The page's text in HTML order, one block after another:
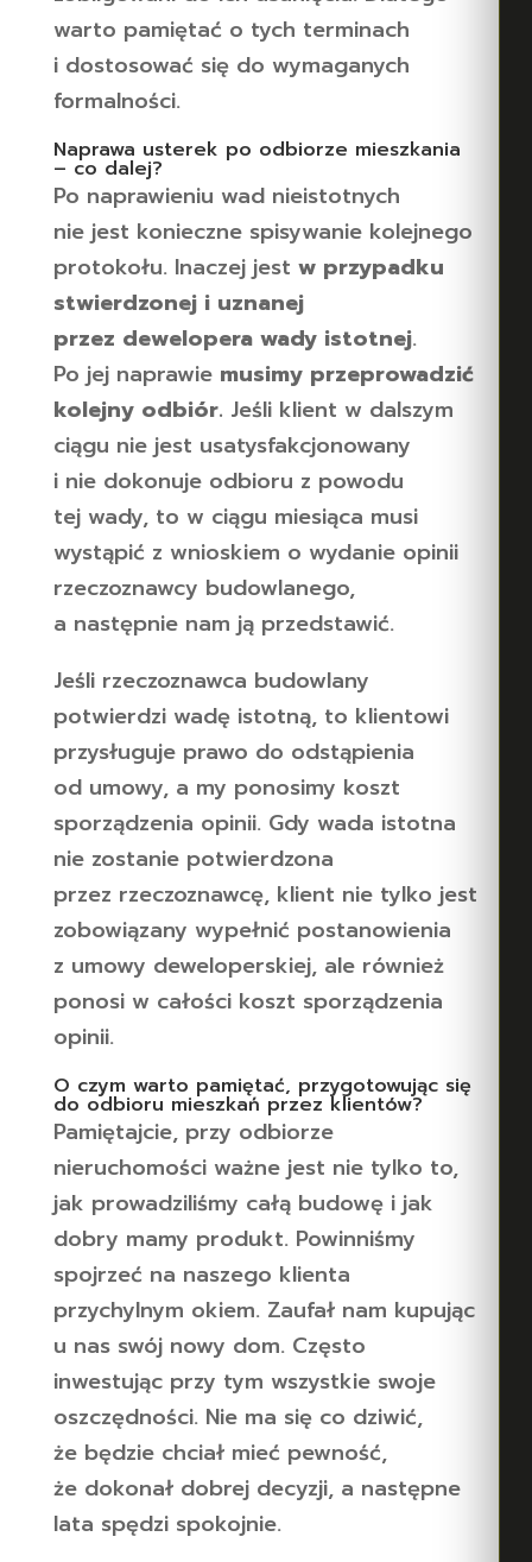
warto pamiętać o tych terminach
i dostosować się do wymaganych
formalności.
Naprawa usterek po odbiorze mieszkania
– co dalej?
Po naprawieniu wad nieistotnych
nie jest konieczne spisywanie kolejnego
protokołu. Inaczej jest w przypadku
stwierdzonej i uznanej
przez dewelopera wady istotnej.
Po jej naprawie musimy przeprowadzić
kolejny odbiór. Jeśli klient w dalszym
ciągu nie jest usatysfakcjonowany
i nie dokonuje odbioru z powodu
tej wady, to w ciągu miesiąca musi
wystąpić z wnioskiem o wydanie opinii
rzeczoznawcy budowlanego,
a następnie nam ją przedstawić.
Jeśli rzeczoznawca budowlany
potwierdzi wadę istotną, to klientowi
przysługuje prawo do odstąpienia
od umowy, a my ponosimy koszt
sporządzenia opinii. Gdy wada istotna
nie zostanie potwierdzona
przez rzeczoznawcę, klient nie tylko jest
zobowiązany wypełnić postanowienia
z umowy deweloperskiej, ale również
ponosi w całości koszt sporządzenia
opinii.
O czym warto pamiętać, przygotowując się
do odbioru mieszkań przez klientów?
Pamiętajcie, przy odbiorze
nieruchomości ważne jest nie tylko to,
jak prowadziliśmy całą budowę i jak
dobry mamy produkt. Powinniśmy
spojrzeć na naszego klienta
przychylnym okiem. Zaufał nam kupując
u nas swój nowy dom. Często
inwestując przy tym wszystkie swoje
oszczędności. Nie ma się co dziwić,
że będzie chciał mieć pewność,
że dokonał dobrej decyzji, a następne
lata spędzi spokojnie.